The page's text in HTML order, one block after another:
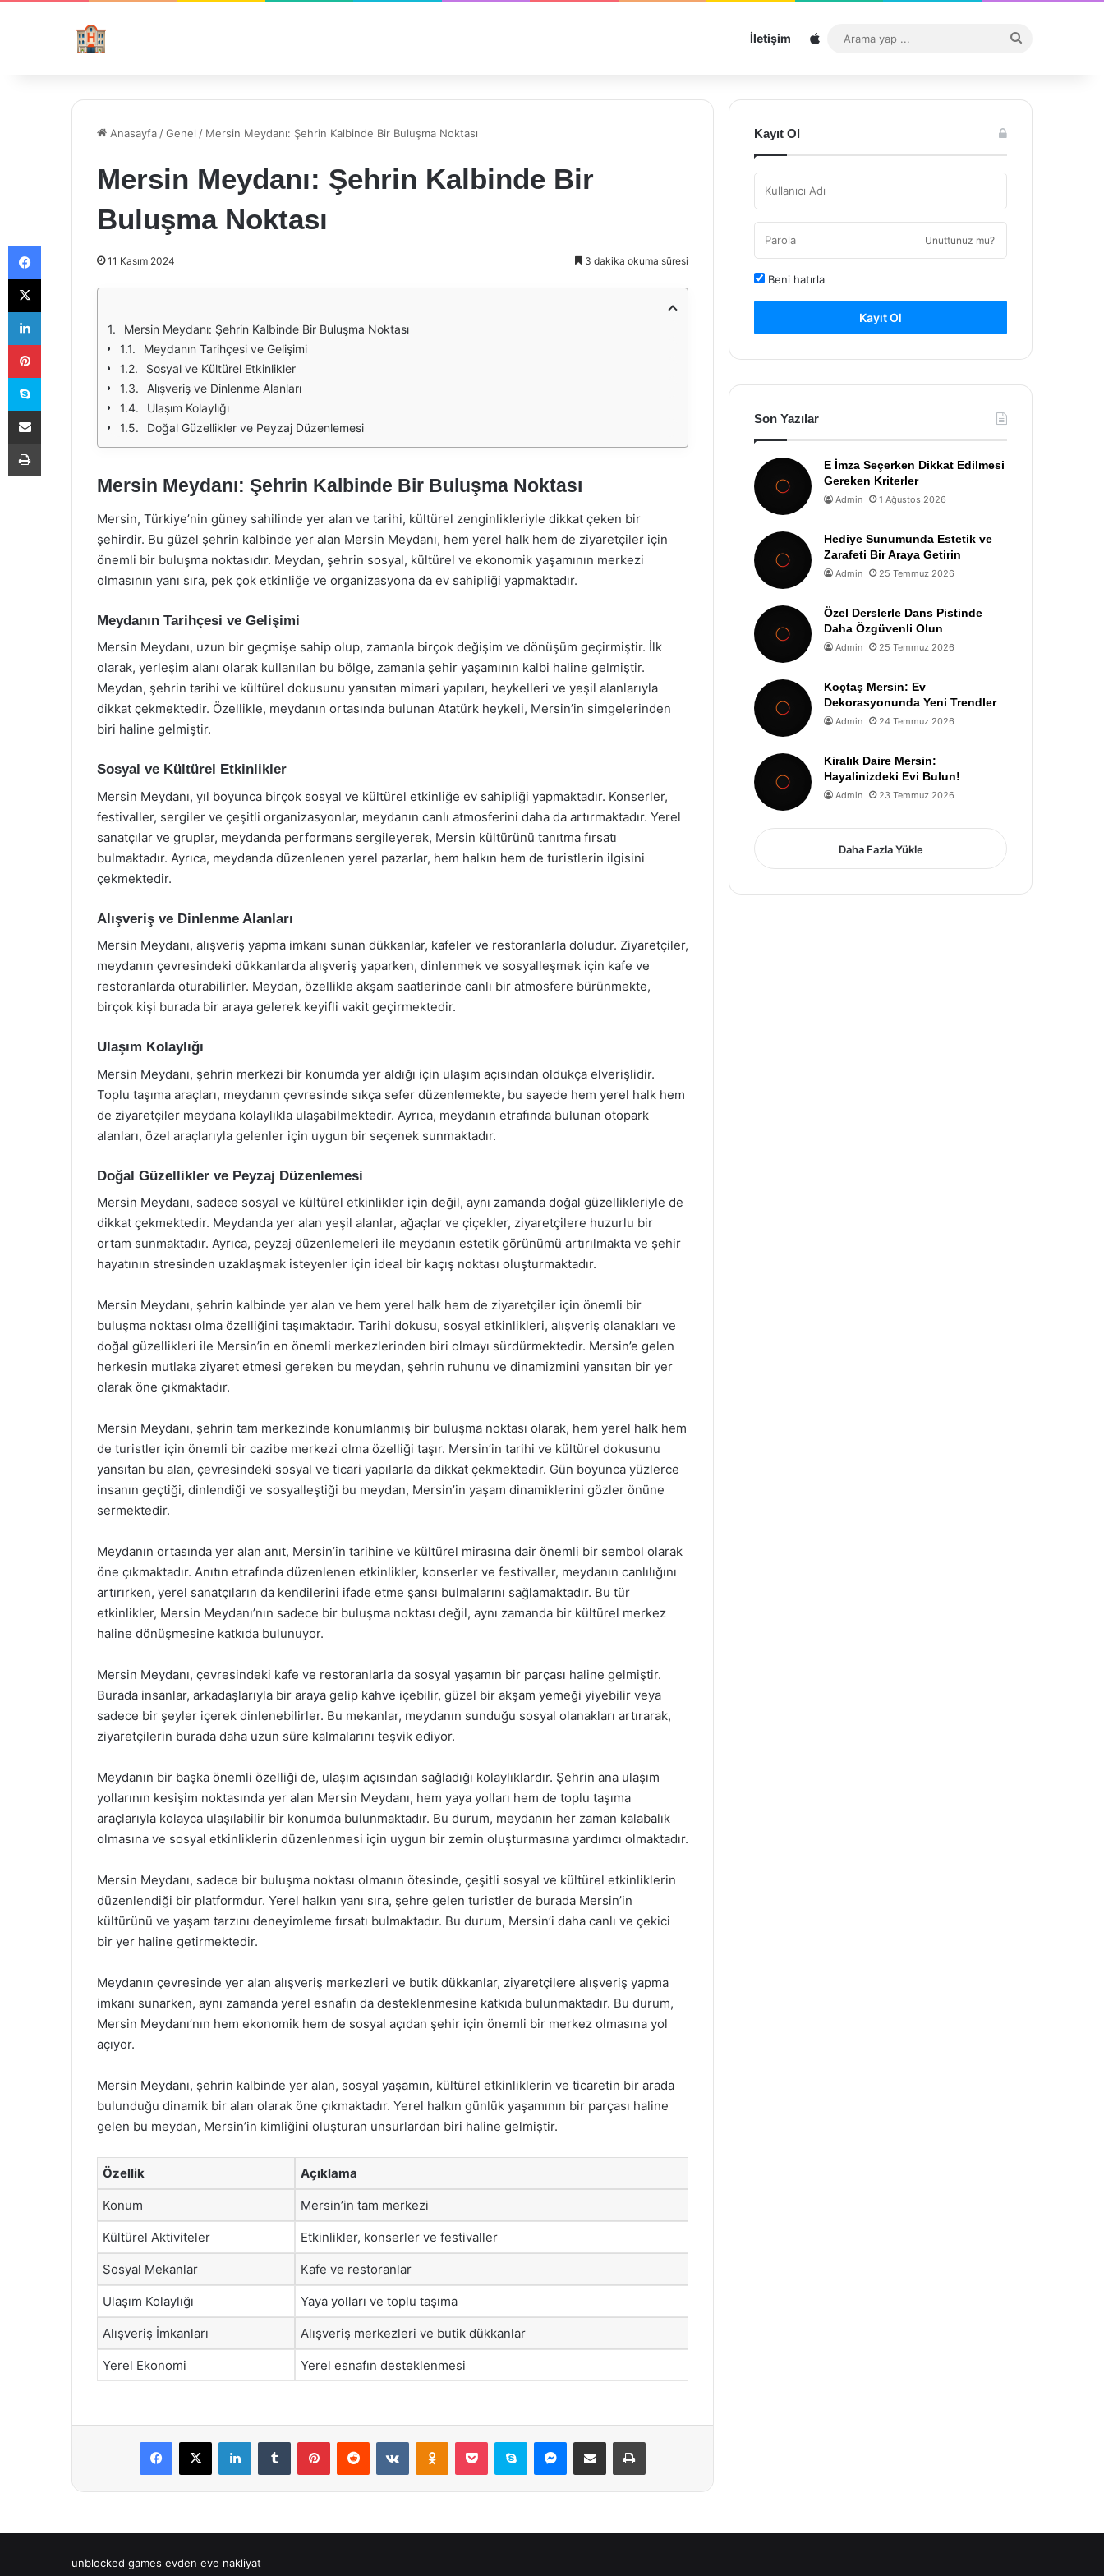
İletişim Sitemap
...
Anasayfa /Genel / Mersin Meydanı: Şehrin Kalbinde Bir Buluşma Noktası
Mersin Meydanı: Şehrin Kalbinde Bir
Buluşma Noktası
11 Kasım 2024 3 dakika okuma süresi
Mersin Meydanı: Şehrin Kalbinde Bir Buluşma Noktası
Meydanın Tarihçesi ve Gelişimi
Sosyal ve Kültürel Etkinlikler
Alışveriş ve Dinlenme Alanları
Ulaşım Kolaylığı
Doğal Güzellikler ve Peyzaj Düzenlemesi
Mersin Meydanı: Şehrin Kalbinde Bir Buluşma Noktası
Mersin, Türkiye’nin güney sahilinde yer alan ve tarihi, kültürel zenginlikleriyle dikkat çeken bir
şehirdir. Bu güzel şehrin kalbinde yer alan Mersin Meydanı, hem yerel halk hem de ziyaretçiler için
önemli bir buluşma noktasıdır. Meydan, şehrin sosyal, kültürel ve ekonomik yaşamının merkezi
olmasının yanı sıra, pek çok etkinliğe ve organizasyona da ev sahipliği yapmaktadır.
Meydanın Tarihçesi ve Gelişimi
Mersin Meydanı, uzun bir geçmişe sahip olup, zamanla birçok değişim ve dönüşüm geçirmiştir. İlk
olarak, yerleşim alanı olarak kullanılan bu bölge, zamanla şehir yaşamının kalbi haline gelmiştir.
Meydan, şehrin tarihi ve kültürel dokusunu yansıtan mimari yapıları, heykelleri ve yeşil alanlarıyla
dikkat çekmektedir. Özellikle, meydanın ortasında bulunan Atatürk heykeli, Mersin’in simgelerinden
biri haline gelmiştir.
Sosyal ve Kültürel Etkinlikler
Mersin Meydanı, yıl boyunca birçok sosyal ve kültürel etkinliğe ev sahipliği yapmaktadır. Konserler,
festivaller, sergiler ve çeşitli organizasyonlar, meydanın canlı atmosferini daha da artırmaktadır. Yerel
sanatçılar ve gruplar, meydanda performans sergileyerek, Mersin kültürünü tanıtma fırsatı
bulmaktadır. Ayrıca, meydanda düzenlenen yerel pazarlar, hem halkın hem de turistlerin ilgisini
çekmektedir.
Alışveriş ve Dinlenme Alanları
Mersin Meydanı, alışveriş yapma imkanı sunan dükkanlar, kafeler ve restoranlarla doludur. Ziyaretçiler,
meydanın çevresindeki dükkanlarda alışveriş yaparken, dinlenmek ve sosyalleşmek için kafe ve
restoranlarda oturabilirler. Meydan, özellikle akşam saatlerinde canlı bir atmosfere bürünmekte,
birçok kişi burada bir araya gelerek keyifli vakit geçirmektedir.
Ulaşım Kolaylığı
Mersin Meydanı, şehrin merkezi bir konumda yer aldığı için ulaşım açısından oldukça elverişlidir.
Toplu taşıma araçları, meydanın çevresinde sıkça sefer düzenlemekte, bu sayede hem yerel halk hem
de ziyaretçiler meydana kolaylıkla ulaşabilmektedir. Ayrıca, meydanın etrafında bulunan otopark
alanları, özel araçlarıyla gelenler için uygun bir seçenek sunmaktadır.
Doğal Güzellikler ve Peyzaj Düzenlemesi
Mersin Meydanı, sadece sosyal ve kültürel etkinlikler için değil, aynı zamanda doğal güzellikleriyle de
dikkat çekmektedir. Meydanda yer alan yeşil alanlar, ağaçlar ve çiçekler, ziyaretçilere huzurlu bir
ortam sunmaktadır. Ayrıca, peyzaj düzenlemeleri ile meydanın estetik görünümü artırılmakta ve şehir
hayatının stresinden uzaklaşmak isteyenler için ideal bir kaçış noktası oluşturmaktadır.
Mersin Meydanı, şehrin kalbinde yer alan ve hem yerel halk hem de ziyaretçiler için önemli bir
buluşma noktası olma özelliğini taşımaktadır. Tarihi dokusu, sosyal etkinlikleri, alışveriş olanakları ve
doğal güzellikleri ile Mersin’in en önemli merkezlerinden biri olmayı sürdürmektedir. Mersin’e gelen
herkesin mutlaka ziyaret etmesi gereken bu meydan, şehrin ruhunu ve dinamizmini yansıtan bir yer
olarak öne çıkmaktadır.
Mersin Meydanı, şehrin tam merkezinde konumlanmış bir buluşma noktası olarak, hem yerel halk hem
de turistler için önemli bir cazibe merkezi olma özelliği taşır. Mersin’in tarihi ve kültürel dokusunu
yansıtan bu alan, çevresindeki sosyal ve ticari yapılarla da dikkat çekmektedir. Gün boyunca yüzlerce
insanın geçtiği, dinlendiği ve sosyalleştiği bu meydan, Mersin’in yaşam dinamiklerini gözler önüne
sermektedir.
Meydanın ortasında yer alan anıt, Mersin’in tarihine ve kültürel mirasına dair önemli bir sembol olarak
öne çıkmaktadır. Anıtın etrafında düzenlenen etkinlikler, konserler ve festivaller, meydanın canlılığını
artırırken, yerel sanatçıların da kendilerini ifade etme şansı bulmalarını sağlamaktadır. Bu tür
etkinlikler, Mersin Meydanı’nın sadece bir buluşma noktası değil, aynı zamanda bir kültürel merkez
haline dönüşmesine katkıda bulunuyor.
Mersin Meydanı, çevresindeki kafe ve restoranlarla da sosyal yaşamın bir parçası haline gelmiştir.
Burada insanlar, arkadaşlarıyla bir araya gelip kahve içebilir, güzel bir akşam yemeği yiyebilir veya
sadece bir şeyler içerek dinlenebilirler. Bu mekanlar, meydanın sunduğu sosyal olanakları artırarak,
ziyaretçilerin burada daha uzun süre kalmalarını teşvik ediyor.
Meydanın bir başka önemli özelliği de, ulaşım açısından sağladığı kolaylıklardır. Şehrin ana ulaşım
yollarının kesişim noktasında yer alan Mersin Meydanı, hem yaya yolları hem de toplu taşıma
araçlarıyla kolayca ulaşılabilir bir konumda bulunmaktadır. Bu durum, meydanın her zaman kalabalık
olmasına ve sosyal etkinliklerin düzenlenmesi için uygun bir zemin oluşturmasına yardımcı olmaktadır.
Mersin Meydanı, sadece bir buluşma noktası olmanın ötesinde, çeşitli sosyal ve kültürel etkinliklerin
düzenlendiği bir platformdur. Yerel halkın yanı sıra, şehre gelen turistler de burada Mersin’in
kültürünü ve yaşam tarzını deneyimleme fırsatı bulmaktadır. Bu durum, Mersin’i daha canlı ve çekici
bir yer haline getirmektedir.
Meydanın çevresinde yer alan alışveriş merkezleri ve butik dükkanlar, ziyaretçilere alışveriş yapma
imkanı sunarken, aynı zamanda yerel esnafın da desteklenmesine katkıda bulunmaktadır. Bu durum,
Mersin Meydanı’nın hem ekonomik hem de sosyal açıdan şehir için önemli bir merkez olmasına yol
açıyor.
Mersin Meydanı, şehrin kalbinde yer alan, sosyal yaşamın, kültürel etkinliklerin ve ticaretin bir arada
bulunduğu dinamik bir alan olarak öne çıkmaktadır. Yerel halkın günlük yaşamının bir parçası haline
gelen bu meydan, Mersin’in kimliğini oluşturan unsurlardan biri haline gelmiştir.
Özellik Açıklama
Konum Mersin’in tam merkezi
Kültürel Aktiviteler Etkinlikler, konserler ve festivaller
Sosyal Mekanlar Kafe ve restoranlar
Ulaşım Kolaylığı Yaya yolları ve toplu taşıma
Alışveriş İmkanları Alışveriş merkezleri ve butik dükkanlar
Yerel Ekonomi Yerel esnafın desteklenmesi
Facebook
X LinkedInTumblr PinterestReddit VKontakteOdnoklassniki
Pocket Skype Messenger
E-Posta ile paylaş Yazdır
Kayıt Ol
Unuttunuz mu?
Beni hatırla
Kayıt Ol
Son Yazılar
E İmza Seçerken Dikkat Edilmesi
Gereken Kriterler
Admin 1 Ağustos 2026
Hediye Sunumunda Estetik ve
Zarafeti Bir Araya Getirin
Admin 25 Temmuz 2026
Özel Derslerle Dans Pistinde
Daha Özgüvenli Olun
Admin 25 Temmuz 2026
Koçtaş Mersin: Ev
Dekorasyonunda Yeni Trendler
Admin 24 Temmuz 2026
Kiralık Daire Mersin:
Hayalinizdeki Evi Bulun!
Admin 23 Temmuz 2026
Daha Fazla Yükle
unblocked games evden eve nakliyat
Facebook
X
LinkedIn
Pinterest
Skype
E-Posta ile paylaş